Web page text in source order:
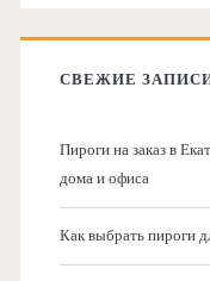
:
СВЕЖИЕ
Пироги на заказ в
дома и офиса
Как выбрать пироги